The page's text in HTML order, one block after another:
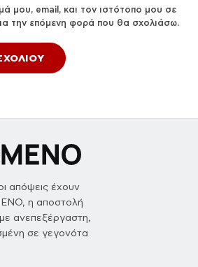
μου, email, και τον ιστότοπο μου σε
την επόμενη φορά που θα σχολιάσω.
απόψεις έχουν
η αποστολή
ανεπεξέργαστη,
σε γεγονότα